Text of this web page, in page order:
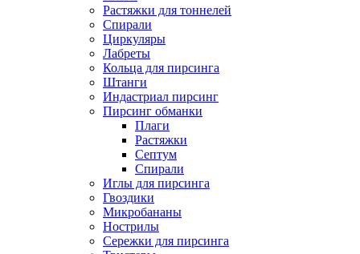
Растяжки для тоннелей
Спирали
Циркуляры
Лабреты
Кольца для пирсинга
Штанги
Индастриал пирсинг
Пирсинг обманки
Плаги
Растяжки
Септум
Спирали
Иглы для пирсинга
Гвоздики
Микробананы
Нострилы
Сережки для пирсинга